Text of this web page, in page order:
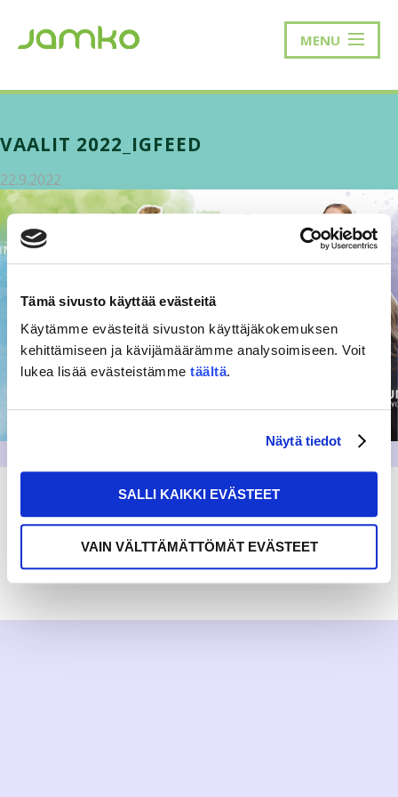
Tämä sivusto käyttää evästeitä
Käytämme evästeitä sivuston käyttäjäkokemuksen
kehittämiseen ja kävijämäärämme analysoimiseen. Voit
lukea lisää evästeistämme täältä.
Näytä tiedot
SALLI KAIKKI EVÄSTEET
VAIN VÄLTTÄMÄTTÖMÄT EVÄSTEET
MENU
VAALIT 2022_IGFEED
22.9.2022
RAKKAUDELLA,MEOM